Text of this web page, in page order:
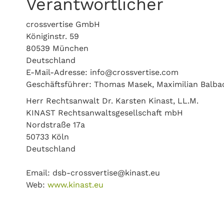
Verantwortlicher
crossvertise GmbH
Königinstr. 59
80539 München
Deutschland
E-Mail-Adresse: info@crossvertise.com
Geschäftsführer: Thomas Masek, Maximilian
Herr Rechtsanwalt Dr. Karsten Kinast, LL.M.
KINAST Rechtsanwaltsgesellschaft mbH
Nordstraße 17a
50733 Köln
Deutschland
Email: dsb-crossvertise@kinast.eu
Web: www.kinast.eu